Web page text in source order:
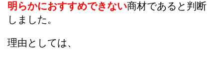
明らかにおすすめできない商材であると判断
しました。
理由としては、